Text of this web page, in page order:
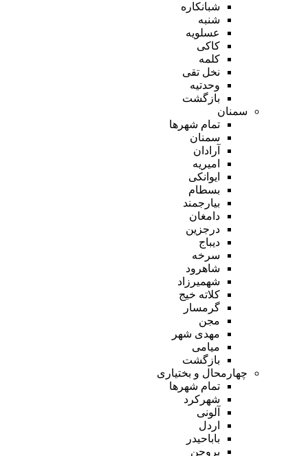
شبانکاره
شنبه
عسلویه
کاکی
کلمه
نخل تقی
وحدتیه
بازگشت
سمنان
تمام شهر‌ها
سمنان
آرادان
امیریه
ایوانکی
بسطام
بیارجمند
دامغان
درجزین
دیباج
سرخه
شاهرود
شهمیرزاد
کلاته خیج
گرمسار
مجن
مهدی شهر
میامی
بازگشت
چهارمحال و بختیاری
تمام شهر‌ها
شهرکرد
آلونی
اردل
باباحیدر
بروجن